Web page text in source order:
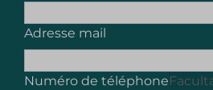
Adresse mail
Numéro de téléphone